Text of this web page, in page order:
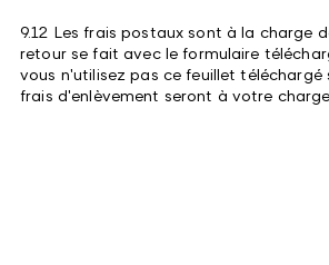
9.12 Les frais postaux sont à la charge
retour se fait avec le formulaire
vous n'utilisez pas ce feuillet téléchargé
frais d'enlèvement seront à votre charge.